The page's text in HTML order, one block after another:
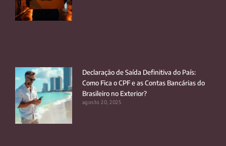
Declaração de Saída Definitiva do País:
Como Fica o CPF e as Contas Bancárias do
Brasileiro no Exterior?
agosto 20, 2025